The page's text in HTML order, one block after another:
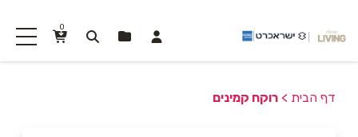
0
דף הבית > רוקח קמינים